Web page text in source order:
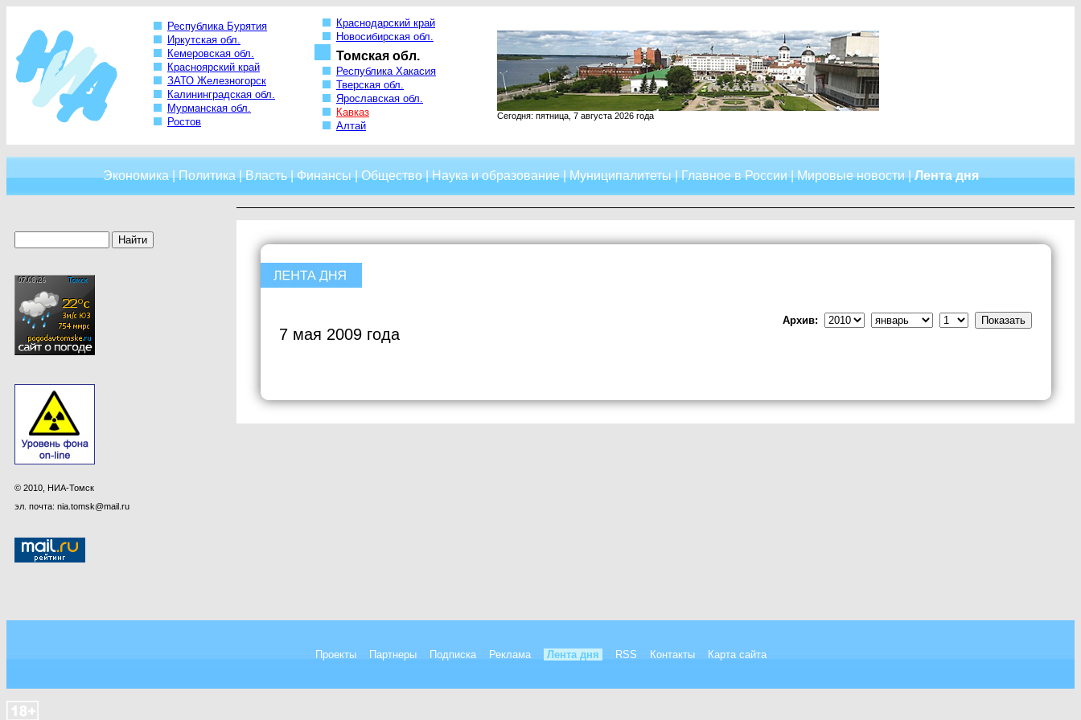
Республика Бурятия
Иркутская обл.
Кемеровская обл.
Красноярский край
ЗАТО Железногорск
Калининградская обл.
Мурманская обл.
Ростов
Краснодарский край
Новосибирская обл.
Томская обл.
Республика Хакасия
Тверская обл.
Ярославская обл.
Кавказ
Алтай
Сегодня: пятница, 7 августа 2026 года
Экономика|Политика|Власть|Финансы|Общество|Наука и образование|Муниципалитеты|Главное в России|Мировые новости|Лента дня
© 2010, НИА-Томск
эл. почта: nia.tomsk@mail.ru
7 мая 2009 года
Архив:
Проекты Партнеры Подписка Реклама Лента дня RSS Контакты Карта сайта